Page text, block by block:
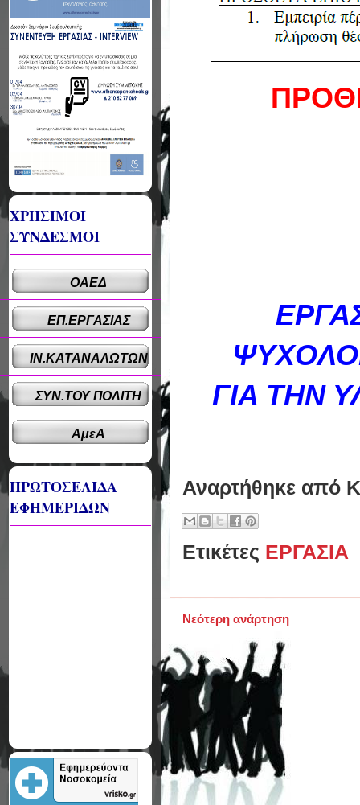
ΓΙΑ ΤΗΝ
Αναρτήθηκε από
Ετικέτες ΕΡΓΑΣΙΑ
Νεότερη ανάρτηση
ΧΡΗΣΙΜΟΙ
ΣΥΝΔΕΣΜΟΙ
ΟΑΕΔ
ΕΠ.ΕΡΓΑΣΙΑΣ
ΙΝ.ΚΑΤΑΝΑΛΩΤΩΝ
ΣΥΝ.ΤΟΥ ΠΟΛΙΤΗ
ΑμεΑ
ΠΡΩΤΟΣΕΛΙΔΑ
ΕΦΗΜΕΡΙΔΩΝ